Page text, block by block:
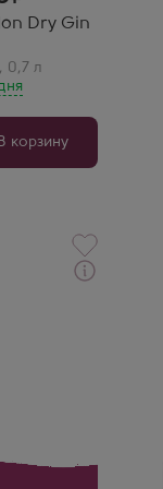
Dry Gin
, 0,7 л
корзину